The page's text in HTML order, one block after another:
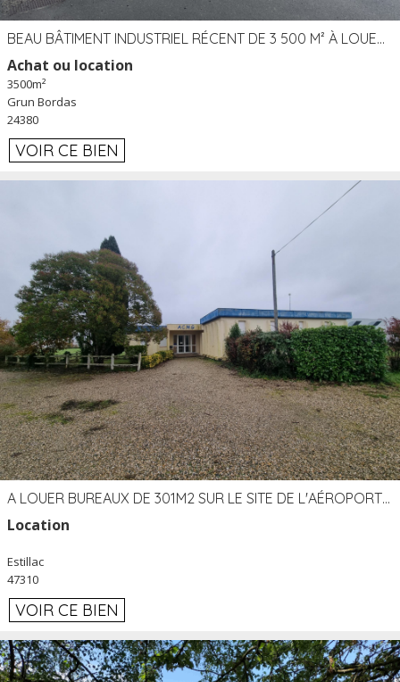
BEAU BÂTIMENT INDUSTRIEL RÉCENT DE 3 500 M² À LOUER OU VENDRE PROCHE PÉRIGUEUX (24)
Achat ou location
3500m²
Grun Bordas
24380
VOIR CE BIEN
A LOUER BUREAUX DE 301M2 SUR LE SITE DE L'AÉROPORT AGEN LA GARENNE
Location
Estillac
47310
VOIR CE BIEN